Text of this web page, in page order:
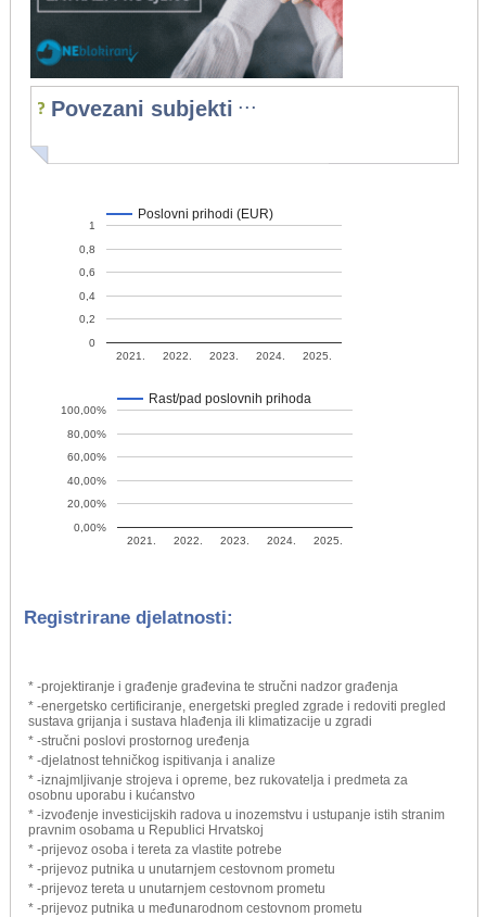
Povezani subjekti ...
Poslovni prihodi (EUR)
2021. 2022. 2023. 2024. 2025.
0
0,2
0,4
0,6
0,8
1
Rast/pad poslovnih prihoda
2021. 2022. 2023. 2024. 2025.
0,00%
20,00%
40,00%
60,00%
80,00%
100,00%
Registrirane djelatnosti:
* -projektiranje i građenje građevina te stručni nadzor građenja
* -energetsko certificiranje, energetski pregled zgrade i redoviti pregled
sustava grijanja i sustava hlađenja ili klimatizacije u zgradi
* -stručni poslovi prostornog uređenja
* -djelatnost tehničkog ispitivanja i analize
* -iznajmljivanje strojeva i opreme, bez rukovatelja i predmeta za
osobnu uporabu i kućanstvo
* -izvođenje investicijskih radova u inozemstvu i ustupanje istih stranim
pravnim osobama u Republici Hrvatskoj
* -prijevoz osoba i tereta za vlastite potrebe
* -prijevoz putnika u unutarnjem cestovnom prometu
* -prijevoz tereta u unutarnjem cestovnom prometu
* -prijevoz putnika u međunarodnom cestovnom prometu